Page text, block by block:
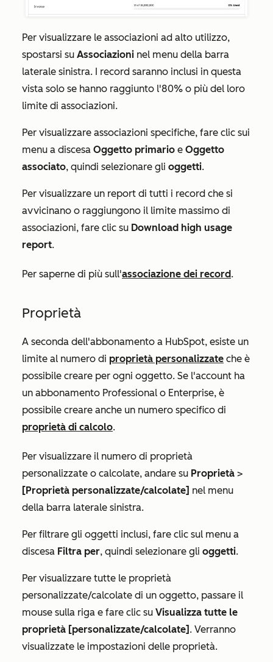
Per visualizzare le associazioni ad alto utilizzo,
spostarsi su Associazioni nel menu della barra
laterale sinistra. I record saranno inclusi in questa
vista solo se hanno raggiunto l'80% o più del loro
limite di associazioni.
Per visualizzare associazioni specifiche, fare clic sui
menu a discesa Oggetto primario e Oggetto
associato, quindi selezionare gli oggetti.
Per visualizzare un report di tutti i record che si
avvicinano o raggiungono il limite massimo di
associazioni, fare clic su Download high usage
report.
Per saperne di più sull'associazione dei record.
Proprietà
A seconda dell'abbonamento a HubSpot, esiste un
limite al numero di proprietà personalizzate che è
possibile creare per ogni oggetto. Se l'account ha
un abbonamento Professional o Enterprise, è
possibile creare anche un numero specifico di
proprietà di calcolo.
Per visualizzare il numero di proprietà
personalizzate o calcolate, andare su Proprietà >
[Proprietà personalizzate/calcolate] nel menu
della barra laterale sinistra.
Per filtrare gli oggetti inclusi, fare clic sul menu a
discesa Filtra per, quindi selezionare gli oggetti.
Per visualizzare tutte le proprietà
personalizzate/calcolate di un oggetto, passare il
mouse sulla riga e fare clic su Visualizza tutte le
proprietà [personalizzate/calcolate] . Verranno
visualizzate le impostazioni delle proprietà.